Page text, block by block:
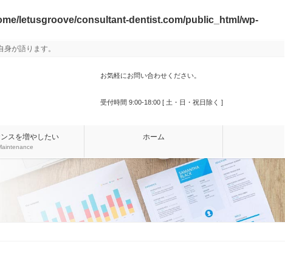
letusgroove/consultant-dentist.com/public_html/wp-
が語ります。
お気軽にお問い合わせください。
受付時間 9:00-18:00 [ 土・日・祝日除く ]
スを増やしたい ホーム